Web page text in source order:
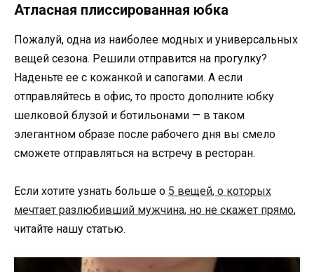
Атласная плиссированная юбка
Пожалуй, одна из наиболее модных и универсальных
вещей сезона. Решили отправится на прогулку?
Наденьте ее с кожанкой и сапогами. А если
отправляйтесь в офис, то просто дополните юбку
шелковой блузой и ботильонами — в таком
элегантном образе после рабочего дня вы смело
сможете отправляться на встречу в ресторан.
Если хотите узнать больше о 5 вещей, о которых
мечтает разлюбивший мужчина, но не скажет прямо,
читайте нашу статью.